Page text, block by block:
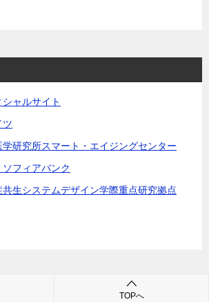
ャルサイト
ツ
研究所スマート・エイジングセンター
フィアバンク
生システムデザイン学際重点研究拠点
TOPへ